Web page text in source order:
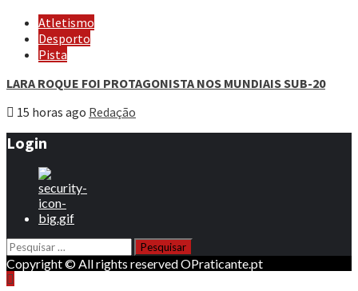
Atletismo
Desporto
Pista
LARA ROQUE FOI PROTAGONISTA NOS MUNDIAIS SUB-20
15 horas ago Redação
Login
Pesquisar
por:
Copyright © All rights reserved OPraticante.pt